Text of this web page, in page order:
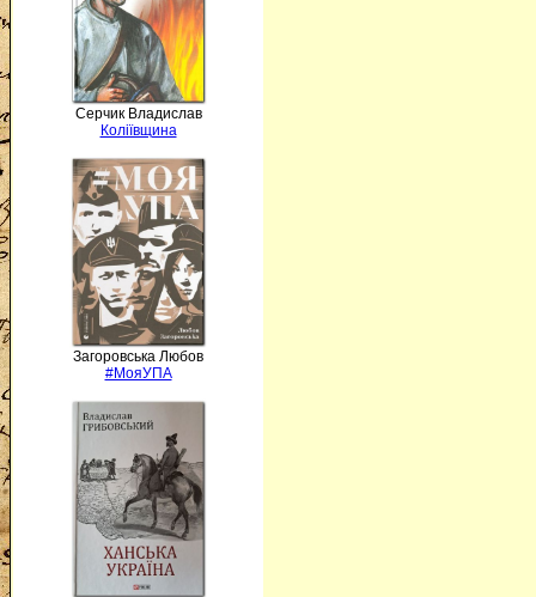
Серчик Владислав
Коліївщина
Загоровська Любов
#МояУПА